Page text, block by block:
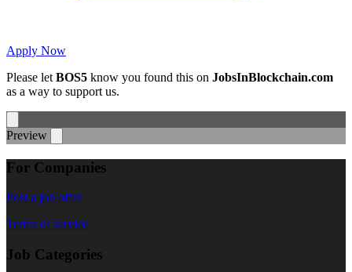
Apply Now
Please let BOS5 know you found this on JobsInBlockchain.com
as a way to support us.
Preview
For Companies
Post a job offer
Terms of service
Job Categories